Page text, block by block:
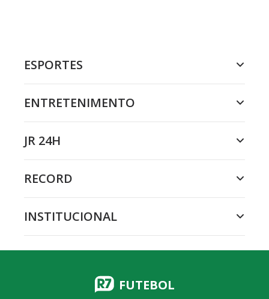
ESPORTES
ENTRETENIMENTO
JR 24H
RECORD
INSTITUCIONAL
FUTEBOL